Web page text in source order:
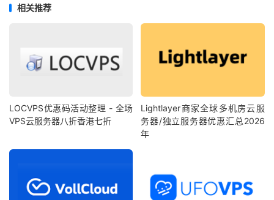
相关推荐
LOCVPS优惠码活动整理 - 全场
VPS云服务器八折香港七折
Lightlayer商家全球多机房云服
务器/独立服务器优惠汇总2026
年